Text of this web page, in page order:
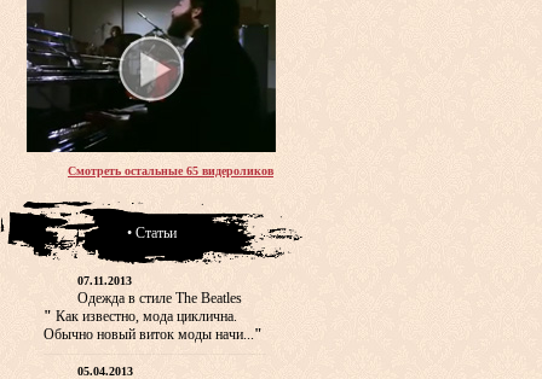
Смотреть остальные 65 видероликов
• Статьи
07.11.2013
Одежда в стиле The Beatles
" Как известно, мода циклична.
Обычно новый виток моды начи..."
05.04.2013